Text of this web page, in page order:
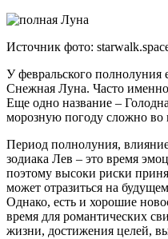
Источник фото:
У февральского полнолуния
Снежная Луна. Часто
Еще одно название –
морозную погоду сложно во
Период полнолуния,
зодиака Лев – это время
поэтому высоки риски
может отразиться на
Однако, есть и хорошие
время для романтических
жизни, достижения целей,